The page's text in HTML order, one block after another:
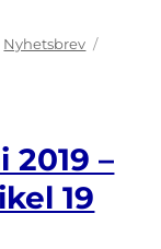
Nyhetsbrev
2019 –
19